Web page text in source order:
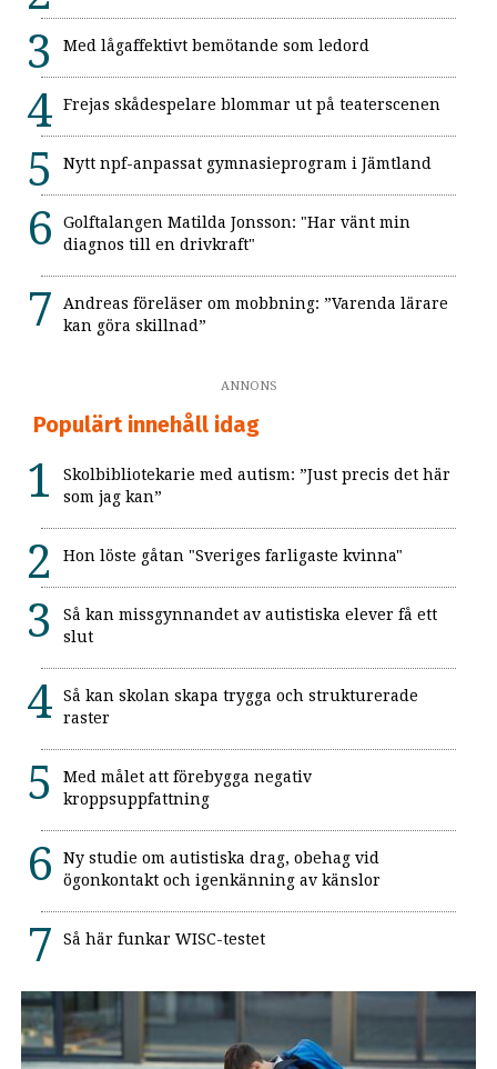
Med lågaffektivt bemötande som ledord
Frejas skådespelare blommar ut på teaterscenen
Nytt npf-anpassat gymnasieprogram i Jämtland
Golftalangen Matilda Jonsson: "Har vänt min
diagnos till en drivkraft"
Andreas föreläser om mobbning: ”Varenda lärare
kan göra skillnad”
ANNONS
Populärt innehåll idag
Skolbibliotekarie med autism: ”Just precis det här
som jag kan”
Hon löste gåtan "Sveriges farligaste kvinna"
Så kan missgynnandet av autistiska elever få ett
slut
Så kan skolan skapa trygga och strukturerade
raster
Med målet att förebygga negativ
kroppsuppfattning
Ny studie om autistiska drag, obehag vid
ögonkontakt och igenkänning av känslor
Så här funkar WISC-testet